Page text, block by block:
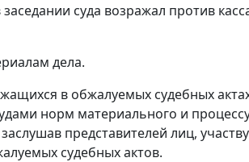
суда возражал против
дела.
в обжалуемых судебных
норм материального и
представителей лиц,
судебных актов.